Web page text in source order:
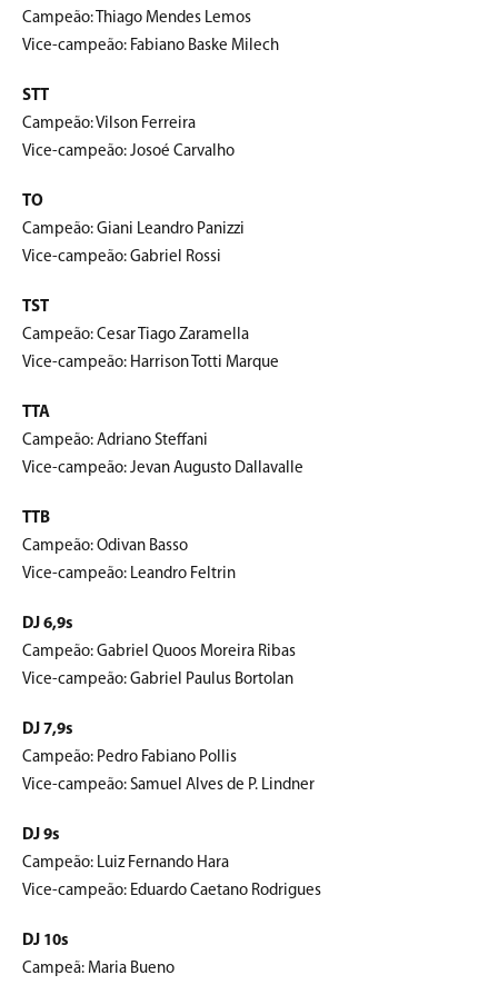
Campeão: Thiago Mendes Lemos
Vice-campeão: Fabiano Baske Milech
STT
Campeão: Vilson Ferreira
Vice-campeão: Josoé Carvalho
TO
Campeão: Giani Leandro Panizzi
Vice-campeão: Gabriel Rossi
TST
Campeão: Cesar Tiago Zaramella
Vice-campeão: Harrison Totti Marque
TTA
Campeão: Adriano Steffani
Vice-campeão: Jevan Augusto Dallavalle
TTB
Campeão: Odivan Basso
Vice-campeão: Leandro Feltrin
DJ 6,9s
Campeão: Gabriel Quoos Moreira Ribas
Vice-campeão: Gabriel Paulus Bortolan
DJ 7,9s
Campeão: Pedro Fabiano Pollis
Vice-campeão: Samuel Alves de P. Lindner
DJ 9s
Campeão: Luiz Fernando Hara
Vice-campeão: Eduardo Caetano Rodrigues
DJ 10s
Campeã: Maria Bueno